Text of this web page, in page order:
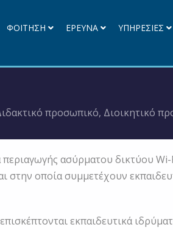
ΦΟΙΤΗΣΗ ΕΡΕΥΝΑ ΥΠΗΡΕΣΙΕΣ
προσωπικό, Διοικητικό
περιαγωγής ασύρματου δικτύου
στην οποία συμμετέχουν
εκπαιδευτικά